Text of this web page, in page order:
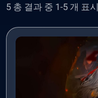
5 총 결과 중 1-5 개 표시